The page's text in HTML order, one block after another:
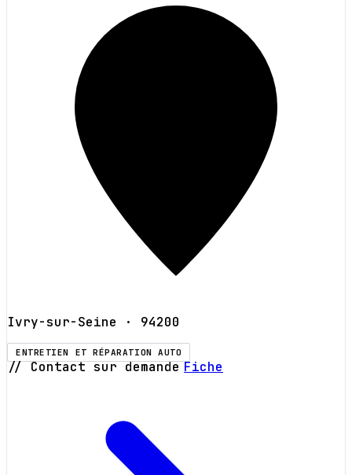
Ivry-sur-Seine · 94200
ENTRETIEN ET RÉPARATION AUTO
// Contact sur demande Fiche